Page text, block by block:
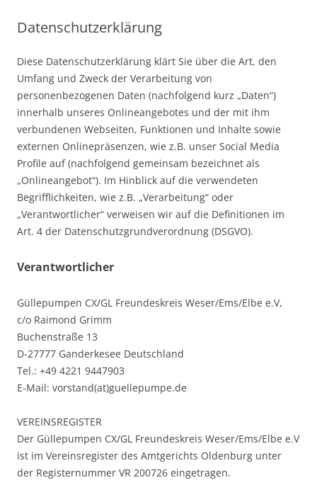
Datenschutzerklärung
Diese Datenschutzerklärung klärt Sie über die Art, den
Umfang und Zweck der Verarbeitung von
personenbezogenen Daten (nachfolgend kurz „Daten“)
innerhalb unseres Onlineangebotes und der mit ihm
verbundenen Webseiten, Funktionen und Inhalte sowie
externen Onlinepräsenzen, wie z.B. unser Social Media
Profile auf (nachfolgend gemeinsam bezeichnet als
„Onlineangebot“). Im Hinblick auf die verwendeten
Begrifflichkeiten, wie z.B. „Verarbeitung“ oder
„Verantwortlicher“ verweisen wir auf die Definitionen im
Art. 4 der Datenschutzgrundverordnung (DSGVO).
Verantwortlicher
Güllepumpen CX/GL Freundeskreis Weser/Ems/Elbe e.V,
c/o Raimond Grimm
Buchenstraße 13
D-27777 Ganderkesee Deutschland
Tel.: +49 4221 9447903
E-Mail: vorstand(at)guellepumpe.de
VEREINSREGISTER
Der Güllepumpen CX/GL Freundeskreis Weser/Ems/Elbe e.V
ist im Vereinsregister des Amtgerichts Oldenburg unter
der Registernummer VR 200726 eingetragen.